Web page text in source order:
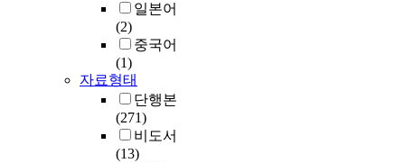
일본어
(2)
중국어
(1)
자료형태
단행본
(271)
비도서
(13)